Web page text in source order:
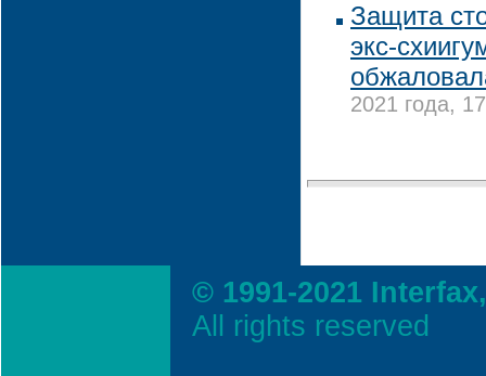
Защита
экс-
2021 года,
© 1991-2021
All rights reserved